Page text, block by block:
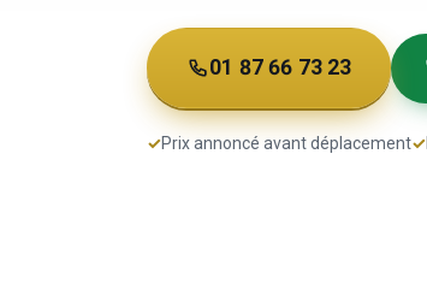
01 87 66 73 23
✓Prix annoncé avant déplacement✓